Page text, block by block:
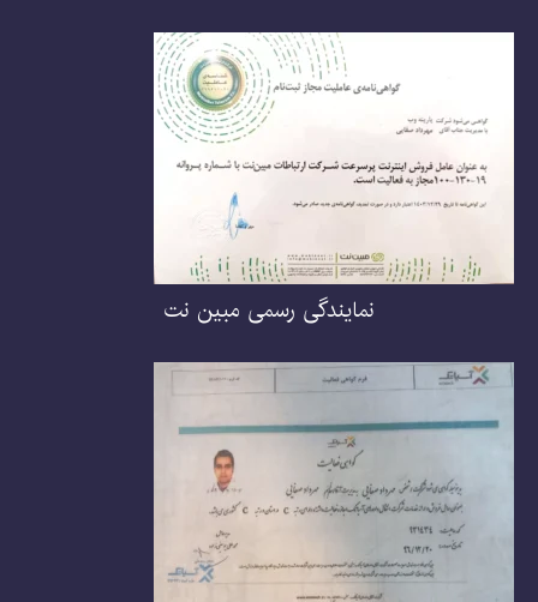
نمایندگی رسمی مبین نت